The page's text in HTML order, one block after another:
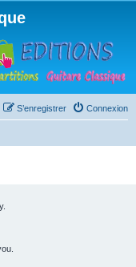
Connexion
S’enregistrer